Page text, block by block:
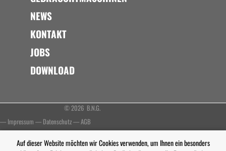
NEWS
KONTAKT
JOBS
DOWNLOAD
© 2026 B.N.G.
— Impressum — Datenschutz—AGB
Auf dieser Website möchten wir Cookies verwenden, um Ihnen ein besonders